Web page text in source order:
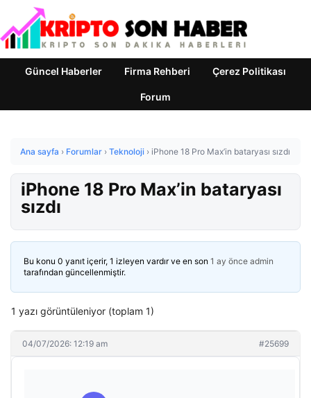
Güncel Haberler Firma Rehberi Çerez Politikası
Forum
Ana sayfa › Forumlar › Teknoloji › iPhone 18 Pro Max’in bataryası sızdı
iPhone 18 Pro Max’in bataryası
sızdı
Bu konu 0 yanıt içerir, 1 izleyen vardır ve en son 1 ay önce admin
tarafından güncellenmiştir.
1 yazı görüntüleniyor (toplam 1)
04/07/2026: 12:19 am #25699